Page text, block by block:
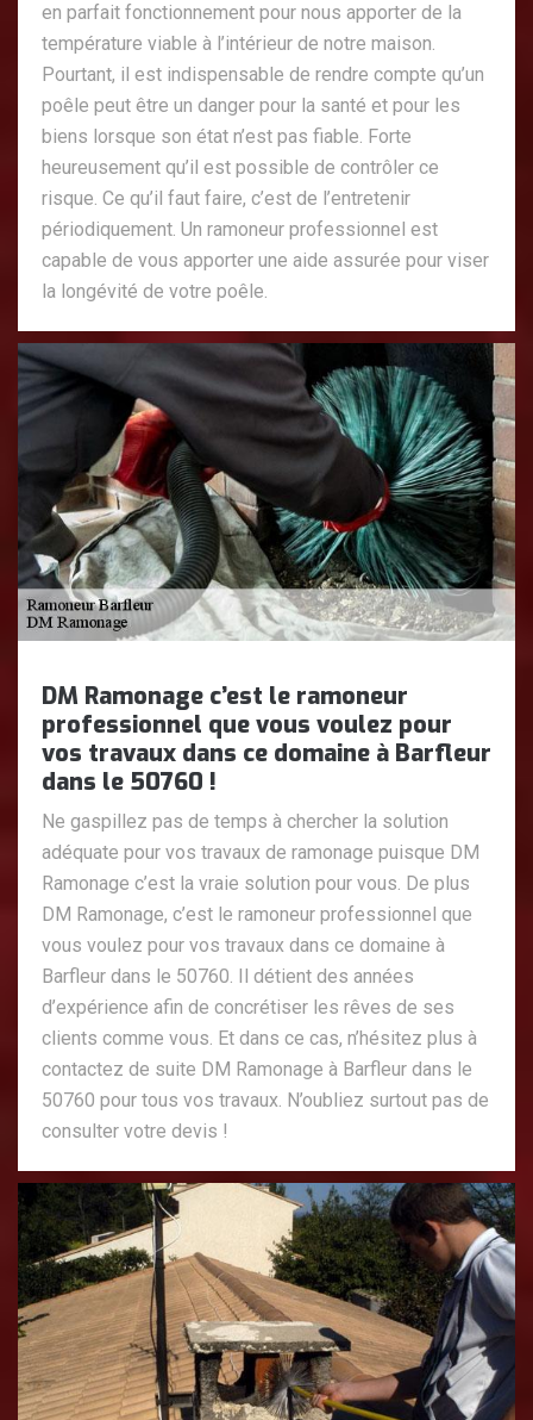
en parfait fonctionnement pour nous apporter de la
température viable à l’intérieur de notre maison.
Pourtant, il est indispensable de rendre compte qu’un
poêle peut être un danger pour la santé et pour les
biens lorsque son état n’est pas fiable. Forte
heureusement qu’il est possible de contrôler ce
risque. Ce qu’il faut faire, c’est de l’entretenir
périodiquement. Un ramoneur professionnel est
capable de vous apporter une aide assurée pour viser
la longévité de votre poêle.
DM Ramonage c’est le ramoneur
professionnel que vous voulez pour
vos travaux dans ce domaine à Barfleur
dans le 50760 !
Ne gaspillez pas de temps à chercher la solution
adéquate pour vos travaux de ramonage puisque DM
Ramonage c’est la vraie solution pour vous. De plus
DM Ramonage, c’est le ramoneur professionnel que
vous voulez pour vos travaux dans ce domaine à
Barfleur dans le 50760. Il détient des années
d’expérience afin de concrétiser les rêves de ses
clients comme vous. Et dans ce cas, n’hésitez plus à
contactez de suite DM Ramonage à Barfleur dans le
50760 pour tous vos travaux. N’oubliez surtout pas de
consulter votre devis !